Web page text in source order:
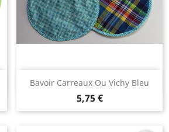
Bavoir Carreaux Ou Vichy Bleu
5,75 €
Aperçu rapide